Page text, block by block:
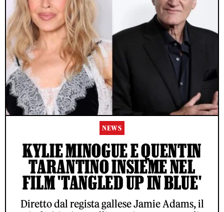
NEWS
KYLIE MINOGUE E QUENTIN
TARANTINO INSIEME NEL
FILM 'TANGLED UP IN BLUE'
Diretto dal regista gallese Jamie Adams, il